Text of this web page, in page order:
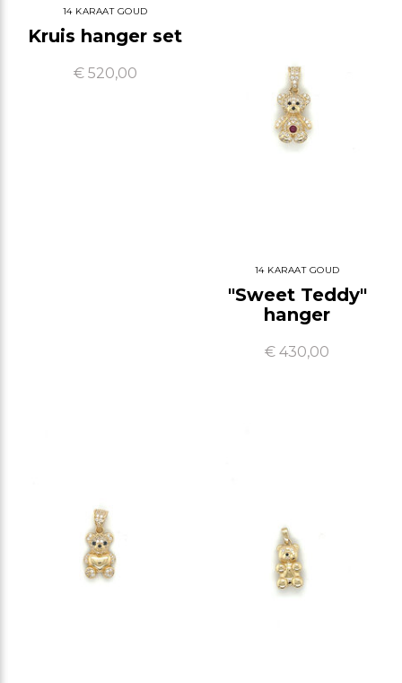
14 KARAAT GOUD
Kruis hanger set
€ 520,00
14 KARAAT GOUD
"Sweet Teddy"
hanger
€ 430,00